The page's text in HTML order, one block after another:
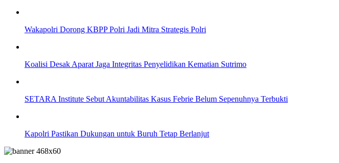
Wakapolri Dorong KBPP Polri Jadi Mitra Strategis Polri
Koalisi Desak Aparat Jaga Integritas Penyelidikan Kematian Sutrimo
SETARA Institute Sebut Akuntabilitas Kasus Febrie Belum Sepenuhnya Terbukti
Kapolri Pastikan Dukungan untuk Buruh Tetap Berlanjut